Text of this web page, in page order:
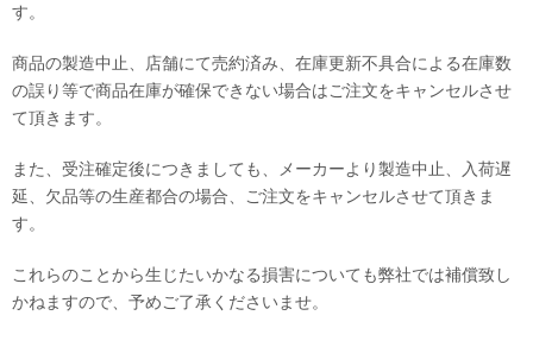
す。
商品の製造中止、店舗にて売約済み、在庫更新不具合による在庫数
の誤り等で商品在庫が確保できない場合はご注文をキャンセルさせ
て頂きます。
また、受注確定後につきましても、メーカーより製造中止、入荷遅
延、欠品等の生産都合の場合、ご注文をキャンセルさせて頂きま
す。
これらのことから生じたいかなる損害についても弊社では補償致し
かねますので、予めご了承くださいませ。